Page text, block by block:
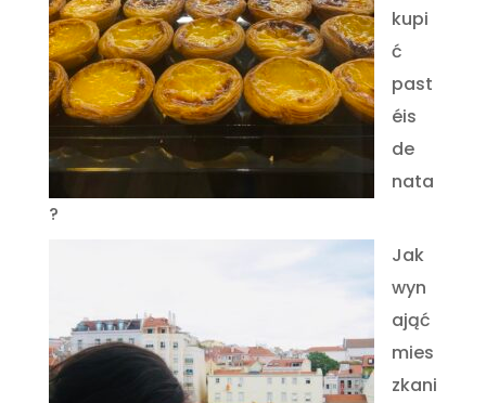
kupi
ć
past
éis
de
nata
?
Jak
wyn
ająć
mies
zkani